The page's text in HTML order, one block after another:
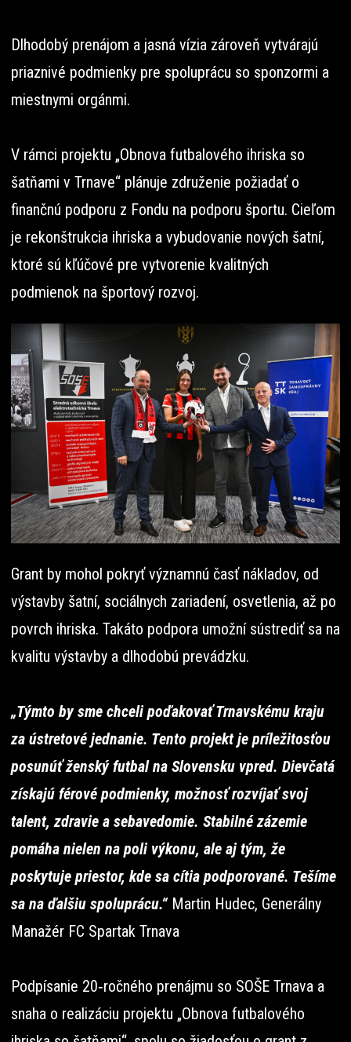
Dlhodobý prenájom a jasná vízia zároveň vytvárajú
priaznivé podmienky pre spoluprácu so sponzormi a
miestnymi orgánmi.
V rámci projektu „Obnova futbalového ihriska so
šatňami v Trnave“ plánuje združenie požiadať o
finančnú podporu z Fondu na podporu športu. Cieľom
je rekonštrukcia ihriska a vybudovanie nových šatní,
ktoré sú kľúčové pre vytvorenie kvalitných
podmienok na športový rozvoj.
Grant by mohol pokryť významnú časť nákladov, od
výstavby šatní, sociálnych zariadení, osvetlenia, až po
povrch ihriska. Takáto podpora umožní sústrediť sa na
kvalitu výstavby a dlhodobú prevádzku.
„Týmto by sme chceli poďakovať Trnavskému kraju
za ústretové jednanie. Tento projekt je príležitosťou
posunúť ženský futbal na Slovensku vpred. Dievčatá
získajú férové podmienky, možnosť rozvíjať svoj
talent, zdravie a sebavedomie. Stabilné zázemie
pomáha nielen na poli výkonu, ale aj tým, že
poskytuje priestor, kde sa cítia podporované. Tešíme
sa na ďalšiu spoluprácu.“ Martin Hudec, Generálny
Manažér FC Spartak Trnava
Podpísanie 20‑ročného prenájmu so SOŠE Trnava a
snaha o realizáciu projektu „Obnova futbalového